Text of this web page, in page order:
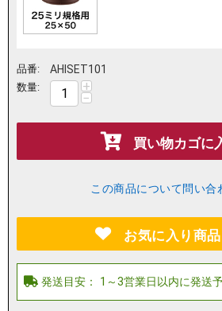
品番: AHISET101
数量: +
−
買い物カゴに
この商品について問い合
お気に入り商